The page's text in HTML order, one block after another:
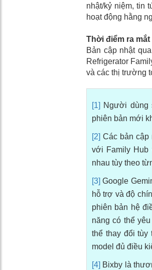
nhật/kỷ niệm, tin
hoạt động hằng
Thời điểm ra mắt
Bản cập nhật
Refrigerator
và các thị trường
[1]
Người dùng
phiên bản mới
[2] Các bản cập
với Family Hub
nhau tùy theo
[3] Google
hỗ trợ và độ
phiên bản hệ
năng có thể
thể thay đổi tùy
model đủ điều
[4] Bixby là